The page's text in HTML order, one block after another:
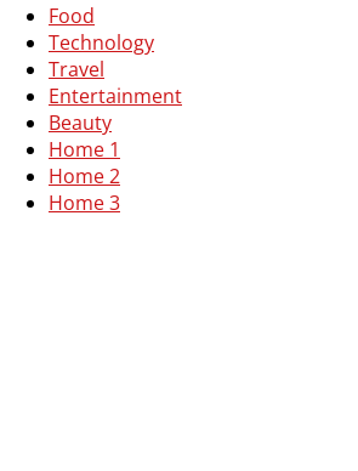
Food
Technology
Travel
Entertainment
Beauty
Home 1
Home 2
Home 3